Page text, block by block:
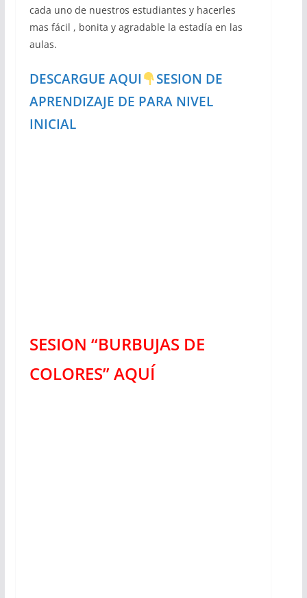
cada uno de nuestros estudiantes y hacerles
mas fácil , bonita y agradable la estadía en las
aulas.
DESCARGUE AQUI
SESION DE
APRENDIZAJE DE PARA NIVEL
INICIAL
SESION “BURBUJAS DE
COLORES” AQUÍ